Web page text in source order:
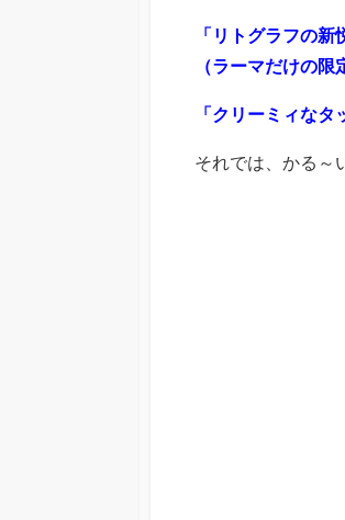
「リトグラフの
（ラーマだけの限
「クリーミィな
それでは、かる～